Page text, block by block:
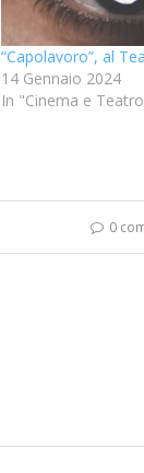
“Capolavoro”, al
14 Gennaio 2024
In "Cinema e
0